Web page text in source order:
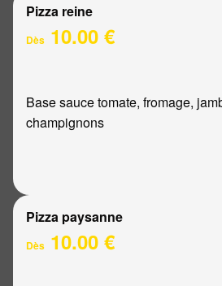
Pizza reine
Dès 10.00 €
Base sauce tomate, fromage,
champignons
Pizza paysanne
Dès 10.00 €